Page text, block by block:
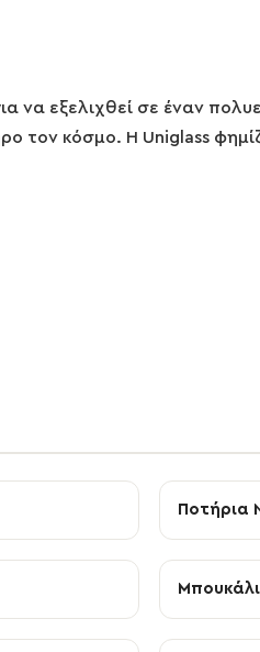
να εξελιχθεί σε έναν
τον κόσμο. H Uniglass
Ποτήρια